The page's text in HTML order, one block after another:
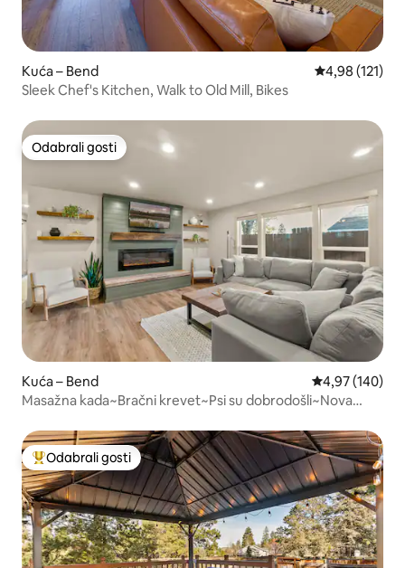
Kuća – Bend Prosječna
4,98 (121)
Sleek Chef's Kitchen, Walk to Old Mill, Bikes
Odabrali gosti
Odabrali gosti
Kuća – Bend Prosječna
4,97 (140)
Masažna kada~Bračni krevet~Psi su dobrodošli~Nova
Među najviše rangiranima s oznakom „Odabrali gosti”
Odabrali gosti